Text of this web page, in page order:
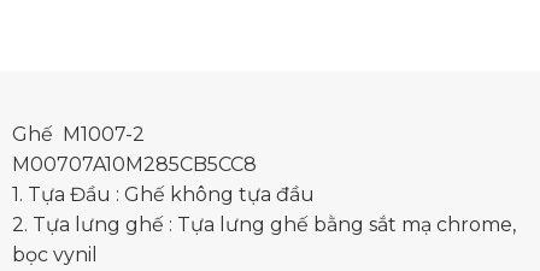
Ghế M1007-2
M00707A10M285CB5CC8
1. Tựa Đầu : Ghế không tựa đầu
2. Tựa lưng ghế : Tựa lưng ghế bằng sắt mạ chrome,
bọc vynil